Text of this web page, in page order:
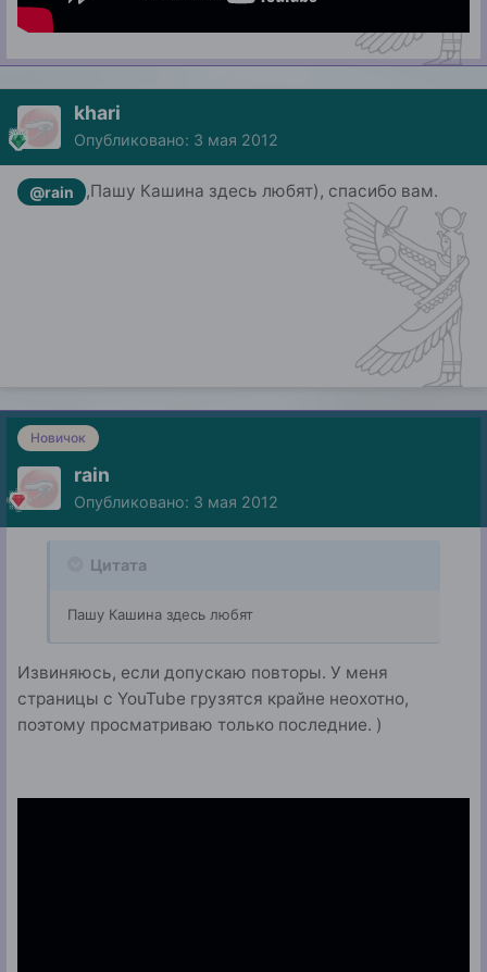
khari
Опубликовано: 3 мая 2012
@rain ,Пашу Кашина здесь любят), спасибо вам.
Новичок
rain
Опубликовано: 3 мая 2012
Цитата
Пашу Кашина здесь любят
Извиняюсь, если допускаю повторы. У меня
страницы с YouTube грузятся крайне неохотно,
поэтому просматриваю только последние. )